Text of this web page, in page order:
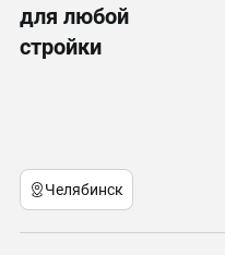
для любой
стройки
Челябинск